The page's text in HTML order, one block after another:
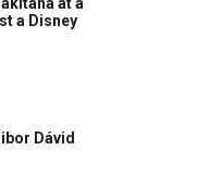
a Disney
Dávid